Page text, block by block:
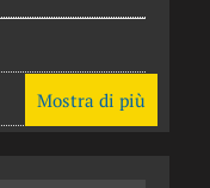
Mostra di più